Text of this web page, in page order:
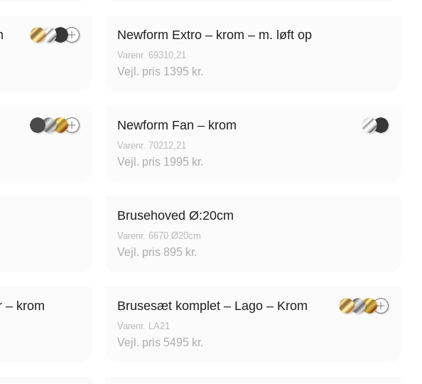
Newform Extro – krom – m. løft op
Varenr. 69310,21
Vejl. pris 1395 kr.
Newform Fan – krom
Varenr. 70212,21
Vejl. pris 1995 kr.
Brusehoved Ø:20cm
Varenr. 6670 Ø20cm
Vejl. pris 895 kr.
– krom Brusesæt komplet – Lago – Krom
Varenr. LA21
Vejl. pris 5495 kr.
Køkkenet –
BUDGETSTORE
2500 Valby, Danmark
Vordingborg Køkkenet –
Sønderborg, Danmark